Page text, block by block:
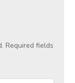
Required fields